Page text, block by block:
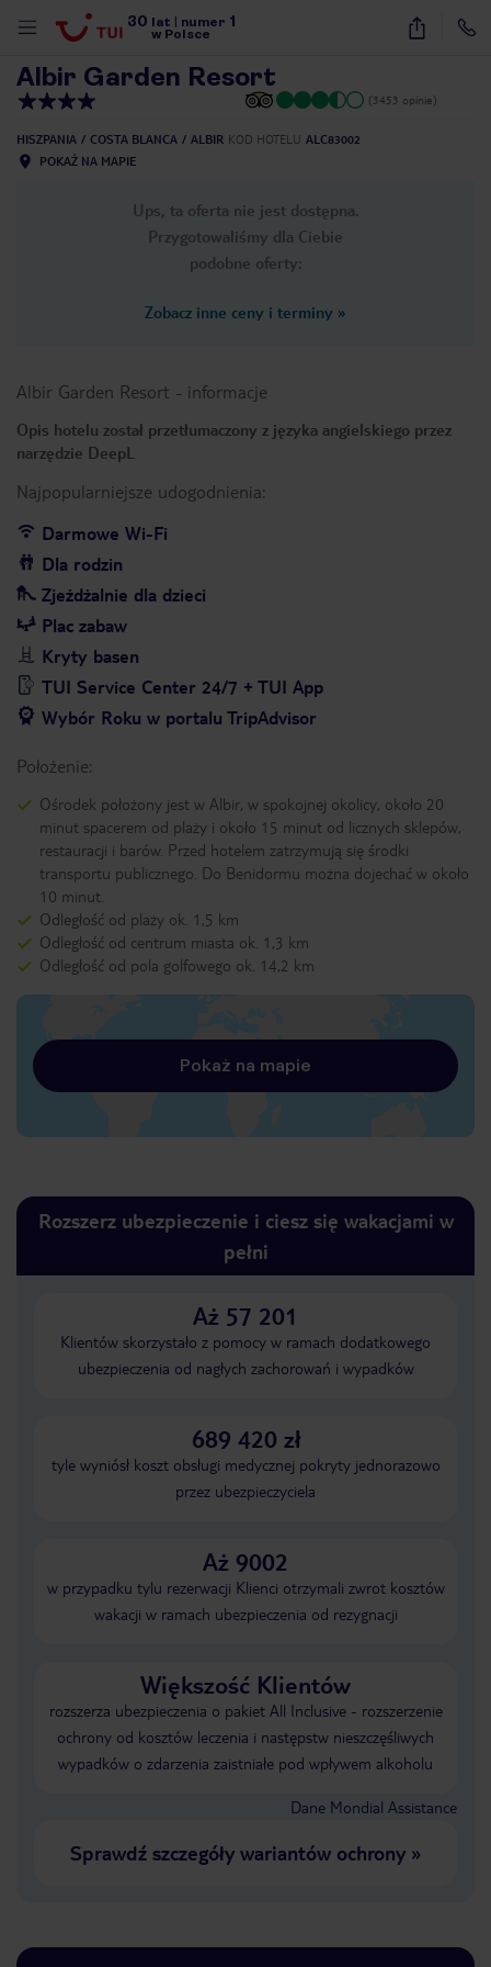
30 lat numer 1
w Polsce
42
Albir Garden Resort
(3453 opinie)
HISZPANIA COSTA BLANCA ALBIR KOD HOTELU ALC83002
POKAŻ NA MAPIE
Ups, ta oferta nie jest dostępna.
Przygotowaliśmy dla Ciebie
podobne oferty:
Zobacz inne ceny i terminy »
Albir Garden Resort - informacje
Opis hotelu został przetłumaczony z języka angielskiego przez
narzędzie DeepL
Najpopularniejsze udogodnienia:
Darmowe Wi-Fi
Dla rodzin
Zjeżdżalnie dla dzieci
Plac zabaw
Kryty basen
TUI Service Center 24/7 + TUI App
Wybór Roku w portalu TripAdvisor
Położenie:
Ośrodek położony jest w Albir, w spokojnej okolicy, około 20
minut spacerem od plaży i około 15 minut od licznych sklepów,
restauracji i barów. Przed hotelem zatrzymują się środki
transportu publicznego. Do Benidormu można dojechać w około
10 minut.
Odległość od plaży ok. 1,5 km
Odległość od centrum miasta ok. 1,3 km
Odległość od pola golfowego ok. 14,2 km
Pokaż na mapie
Rozszerz ubezpieczenie i ciesz się wakacjami w
pełni
Aż 57 201
Klientów skorzystało z pomocy w ramach dodatkowego
ubezpieczenia od nagłych zachorowań i wypadków
689 420 zł
tyle wyniósł koszt obsługi medycznej pokryty jednorazowo
przez ubezpieczyciela
Aż 9002
w przypadku tylu rezerwacji Klienci otrzymali zwrot kosztów
wakacji w ramach ubezpieczenia od rezygnacji
Większość Klientów
rozszerza ubezpieczenia o pakiet All Inclusive - rozszerzenie
ochrony od kosztów leczenia i następstw nieszczęśliwych
wypadków o zdarzenia zaistniałe pod wpływem alkoholu
Dane Mondial Assistance
Sprawdź szczegóły wariantów ochrony»